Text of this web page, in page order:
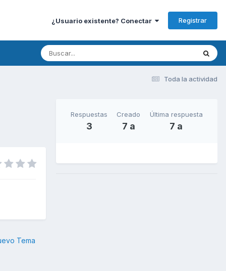
¿Usuario existente? Conectar Registrar
Toda la actividad
Tema
Respuestas
3
Creado
7 a
Última respuesta
7 a